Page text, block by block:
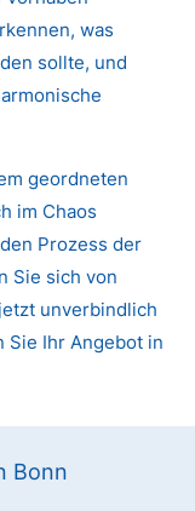
was
sollte, und
geordneten
im Chaos
Prozess der
Sie sich von
unverbindlich
Sie Ihr Angebot in
Bonn